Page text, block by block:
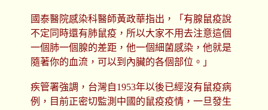
國泰醫院感染科醫師黃政華指出，「有腺鼠疫說
不定同時還有肺鼠疫，所以大家不用去注意這個
一個肺一個腺的差距，他一個細菌感染，他就是
隨著你的血流，可以到內臟的各個部位。」
疾管署強調，台灣自1953年以後已經沒有鼠疫病
例，目前正密切監測中國的鼠疫疫情，一旦發生